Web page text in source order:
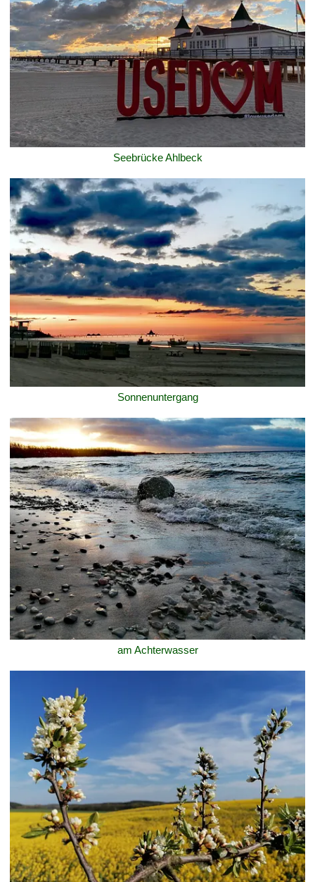
Seebrücke Ahlbeck
Sonnenuntergang
am Achterwasser